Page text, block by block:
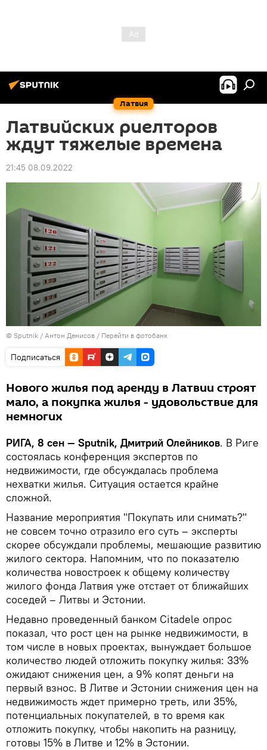
Латвия
Латвийских риелторов
ждут тяжелые времена
21:45 08.09.2022
© Sputnik / Антон Денисов / Перейти в фотобанк
Подписаться
Нового жилья под аренду в Латвии строят
мало, а покупка жилья - удовольствие для
немногих
РИГА, 8 сен — Sputnik, Дмитрий Олейников. В Риге
состоялась конференция экспертов по
недвижимости, где обсуждалась проблема
нехватки жилья. Ситуация остается крайне
сложной.
Название мероприятия "Покупать или снимать?"
не совсем точно отразило его суть – эксперты
скорее обсуждали проблемы, мешающие развитию
жилого сектора. Напомним, что по показателю
количества новостроек к общему количеству
жилого фонда Латвия уже отстает от ближайших
соседей – Литвы и Эстонии.
Недавно проведенный банком Citadele опрос
показал, что рост цен на рынке недвижимости, в
том числе в новых проектах, вынуждает большое
количество людей отложить покупку жилья: 33%
ожидают снижения цен, а 9% копят деньги на
первый взнос. В Литве и Эстонии снижения цен на
недвижимость ждет примерно треть, или 35%,
потенциальных покупателей, в то время как
отложить покупку, чтобы накопить на разницу,
готовы 15% в Литве и 12% в Эстонии.